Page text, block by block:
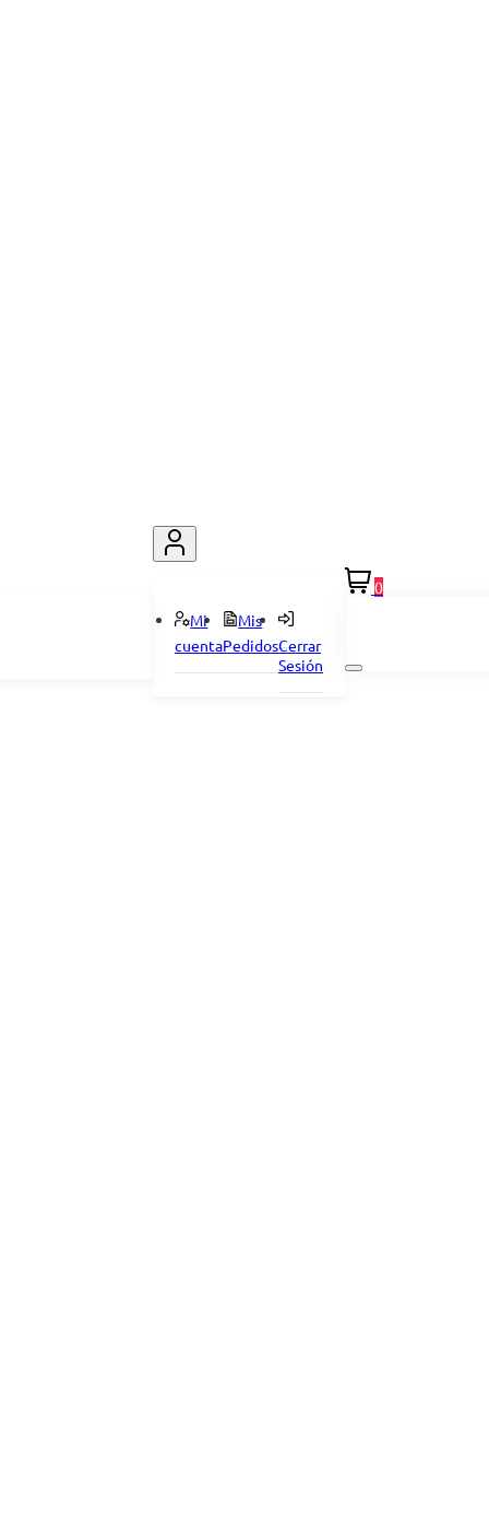
Mi
cuenta
Mis
PedidosCerrar
Sesión
0